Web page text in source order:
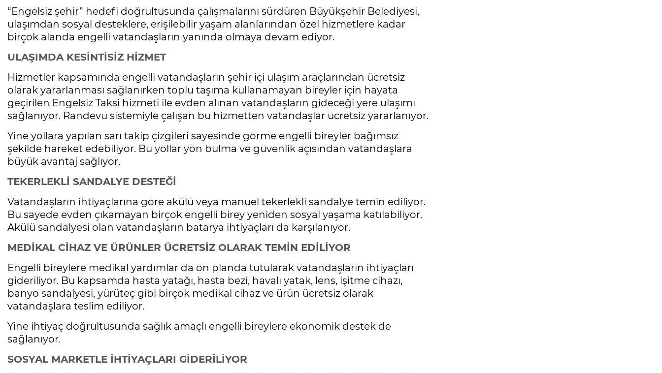
“Engelsiz şehir” hedefi doğrultusunda çalışmalarını sürdüren Büyükşehir Belediyesi,
ulaşımdan sosyal desteklere, erişilebilir yaşam alanlarından özel hizmetlere kadar
birçok alanda engelli vatandaşların yanında olmaya devam ediyor.
ULAŞIMDA KESİNTİSİZ HİZMET
Hizmetler kapsamında engelli vatandaşların şehir içi ulaşım araçlarından ücretsiz
olarak yararlanması sağlanırken toplu taşıma kullanamayan bireyler için hayata
geçirilen Engelsiz Taksi hizmeti ile evden alınan vatandaşların gideceği yere ulaşımı
sağlanıyor. Randevu sistemiyle çalışan bu hizmetten vatandaşlar ücretsiz yararlanıyor.
Yine yollara yapılan sarı takip çizgileri sayesinde görme engelli bireyler bağımsız
şekilde hareket edebiliyor. Bu yollar yön bulma ve güvenlik açısından vatandaşlara
büyük avantaj sağlıyor.
TEKERLEKLİ SANDALYE DESTEĞİ
Vatandaşların ihtiyaçlarına göre akülü veya manuel tekerlekli sandalye temin ediliyor.
Bu sayede evden çıkamayan birçok engelli birey yeniden sosyal yaşama katılabiliyor.
Akülü sandalyesi olan vatandaşların batarya ihtiyaçları da karşılanıyor.
MEDİKAL CİHAZ VE ÜRÜNLER ÜCRETSİZ OLARAK TEMİN EDİLİYOR
Engelli bireylere medikal yardımlar da ön planda tutularak vatandaşların ihtiyaçları
gideriliyor. Bu kapsamda hasta yatağı, hasta bezi, havalı yatak, lens, işitme cihazı,
banyo sandalyesi, yürüteç gibi birçok medikal cihaz ve ürün ücretsiz olarak
vatandaşlara teslim ediliyor.
Yine ihtiyaç doğrultusunda sağlık amaçlı engelli bireylere ekonomik destek de
sağlanıyor.
SOSYAL MARKETLE İHTİYAÇLARI GİDERİLİYOR